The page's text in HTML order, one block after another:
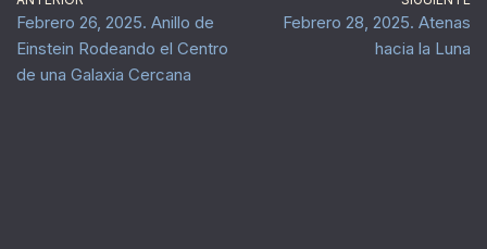
Febrero 26, 2025. Anillo de
Einstein Rodeando el Centro
de una Galaxia Cercana
Febrero 28, 2025. Atenas
hacia la Luna